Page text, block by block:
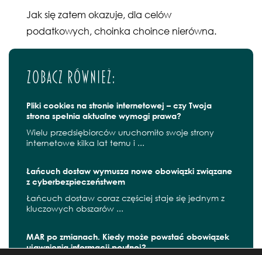
Jak się zatem okazuje, dla celów
podatkowych, choinka choince nierówna.
Zobacz również:
Pliki cookies na stronie internetowej – czy Twoja
strona spełnia aktualne wymogi prawa?
Wielu przedsiębiorców uruchomiło swoje strony
internetowe kilka lat temu i ...
Łańcuch dostaw wymusza nowe obowiązki związane
z cyberbezpieczeństwem
Łańcuch dostaw coraz częściej staje się jednym z
kluczowych obszarów ...
MAR po zmianach. Kiedy może powstać obowiązek
ujawnienia informacji poufnej?